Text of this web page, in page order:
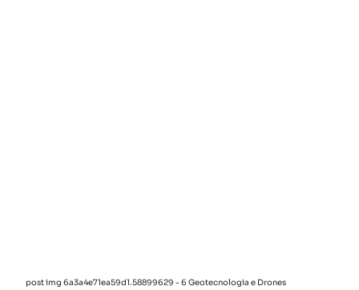
post img 6a3a4e71ea59d1.58899629 - 6 Geotecnologia e Drones